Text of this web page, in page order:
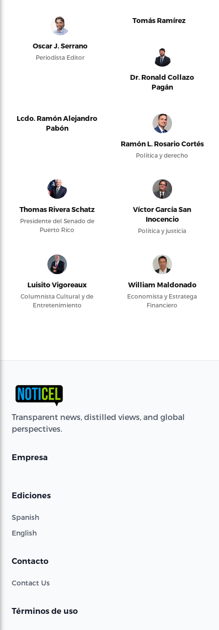
Oscar J. Serrano
Periodista Editor
Tomás Ramírez
Dr. Ronald Collazo
Pagán
Lcdo. Ramón Alejandro
Pabón
Ramón L. Rosario Cortés
Política y derecho
Thomas Rivera Schatz
Presidente del Senado de
Puerto Rico
Víctor García San
Inocencio
Política y justicia
Luisito Vigoreaux
Columnista Cultural y de
Entretenimiento
William Maldonado
Economista y Estratega
Financiero
Transparent news, distilled views, and global
perspectives.
Empresa
Ediciones
Spanish
English
Contacto
Contact Us
Términos de uso